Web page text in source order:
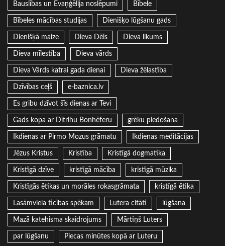
Bauslības un Evaņģēlija noslēpumi Bībele
Bībeles mācības studijas Dienišķo lūgšanu gads
Dienišķā maize Dieva Dēls Dieva likums
Dieva mīlestība Dieva vārds
Dieva Vārds katrai gada dienai Dieva žēlastība
Dzīvības ceļš e-baznica.lv
Es gribu dzīvot šīs dienas ar Tevi
Gads kopa ar Dītrihu Bonhēferu grēku piedošana
Ikdienas ar Pirmo Mozus grāmatu Ikdienas meditācijas
Jēzus Kristus Kristība Kristīgā dogmatika
Kristīgā dzīve kristīgā mācība kristīgā mūzika
Kristīgās ētikas un morāles rokasgrāmata kristīgā ētika
Lasāmviela ticības spēkam Lutera citāti lūgšana
Mazā katehisma skaidrojums Mārtiņš Luters
par lūgšanu Piecas minūtes kopā ar Luteru